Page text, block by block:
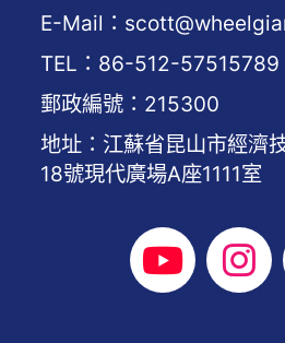
E-Mail：
TEL：86-512-57515789
郵政編號：215300
地址：江蘇省昆山市經濟
18號現代廣場A座1111室